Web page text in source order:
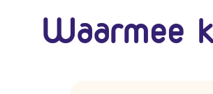
Waarmee